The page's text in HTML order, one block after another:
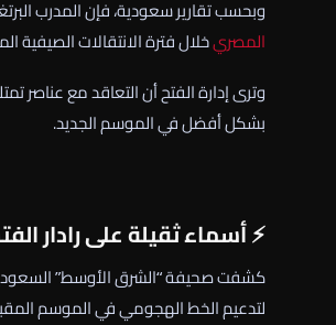
وبحسب تقارير سعودية، فإن المدرب
المصريخلال فترة الانتقالات الصيفية
وترى إدارة الفتح أن التعاقد مع عناصر
بشكل أفضل في الموسم الجديد.
⚡ أسماء ثقيلة على رادار
كشفت صحيفة “الشرق الأوسط” السعودية
لتدعيم الخط الهجومي في الموسم